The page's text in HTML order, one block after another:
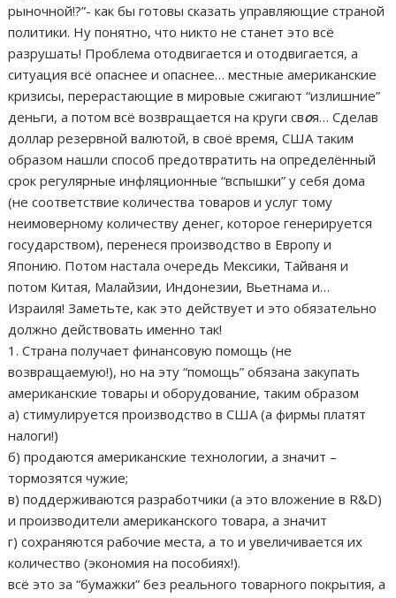
рыночной!?”- как бы готовы сказать управляющие страной
политики. Ну понятно, что никто не станет это всё
разрушать! Проблема отодвигается и отодвигается, а
ситуация всё опаснее и опаснее… местные американские
кризисы, перерастающие в мировые сжигают “излишние”
деньги, а потом всё возвращается на круги своя… Сделав
доллар резервной валютой, в своё время, США таким
образом нашли способ предотвратить на определённый
срок регулярные инфляционные “вспышки” у себя дома
(не соответствие количества товаров и услуг тому
неимоверному количеству денег, которое генерируется
государством), перенеся производство в Европу и
Японию. Потом настала очередь Мексики, Тайваня и
потом Китая, Малайзии, Индонезии, Вьетнама и…
Израиля! Заметьте, как это действует и это обязательно
должно действовать именно так!
1. Страна получает финансовую помощь (не
возвращаемую!), но на эту “помощь” обязана закупать
американские товары и оборудование, таким образом
а) стимулируется производство в США (а фирмы платят
налоги!)
б) продаются американские технологии, а значит –
тормозятся чужие;
в) поддерживаются разработчики (а это вложение в R&D)
и производители американского товара, а значит
г) сохраняются рабочие места, а то и увеличивается их
количество (экономия на пособиях!).
всё это за “бумажки” без реального товарного покрытия, а